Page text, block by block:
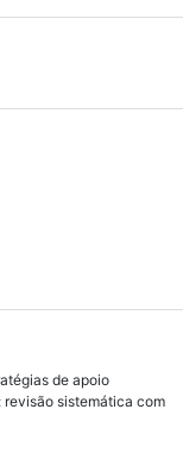
de apoio
sistemática com